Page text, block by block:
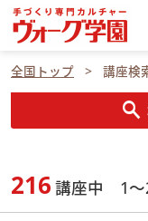
全国トップ 講座検
search
216 講座中 1～